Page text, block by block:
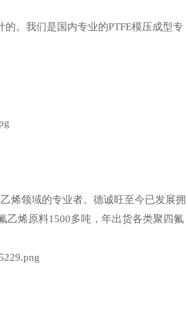
的。我们是国内专业的PTFE模压成型专
烯领域的专业者。德诚旺至今已发展拥
乙烯原料1500多吨，年出货各类聚四氟